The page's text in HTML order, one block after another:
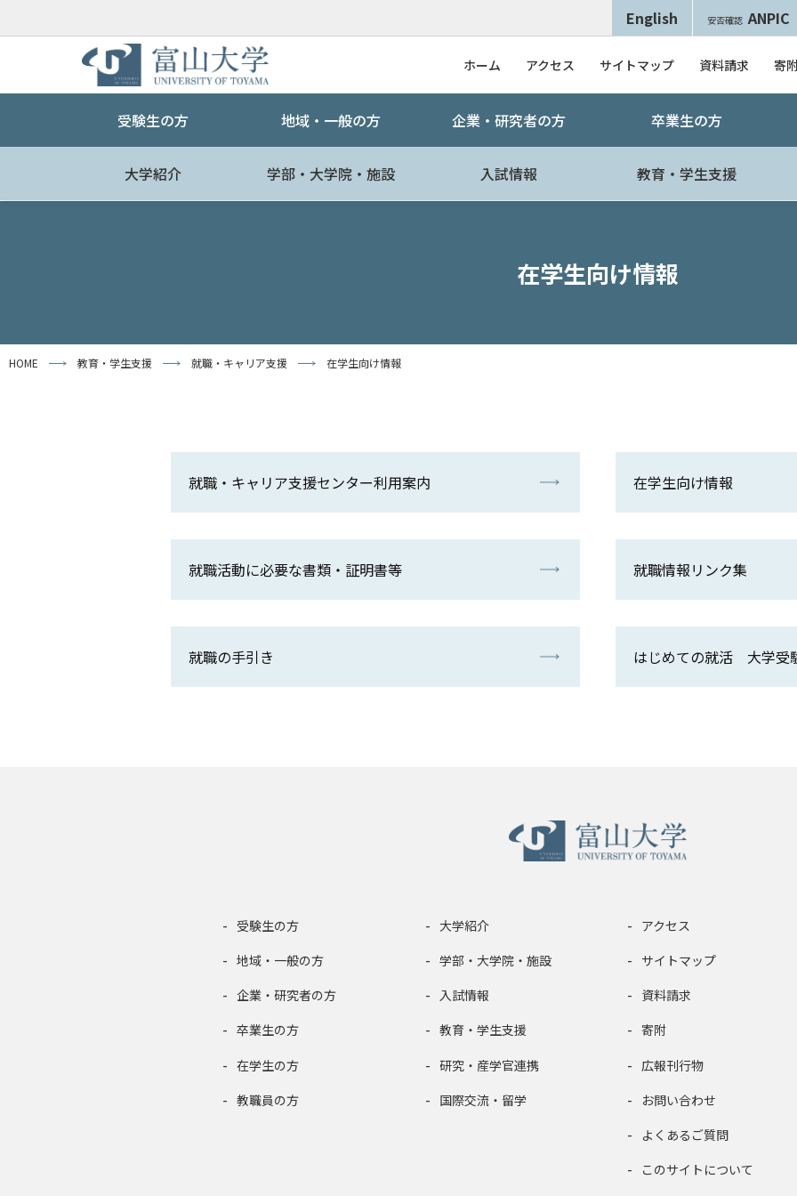
English 安否確認 ANPIC
ホーム アクセス サイトマップ 資料請求 寄
受験生の方 地域・一般の方 企業・研究者の方 卒業生の方
大学紹介 学部・大学院・施設 入試情報 教育・学生支援
在学生向け情報
HOME 教育・学生支援 就職・キャリア支援 在学生向け情報
就職・キャリア支援センター利用案内 在学生向け情報
就職活動に必要な書類・証明書等 就職情報リンク集
就職の手引き はじめての就活 大学受
受験生の方
地域・一般の方
企業・研究者の方
卒業生の方
在学生の方
教職員の方
大学紹介
学部・大学院・施設
入試情報
教育・学生支援
研究・産学官連携
国際交流・留学
アクセス
サイトマップ
資料請求
寄附
広報刊行物
お問い合わせ
よくあるご質問
このサイトについて